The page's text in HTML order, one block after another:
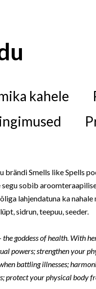
kahele
brändi Smells like Spells
segu sobib
lahjendatuna ka
sidrun, teepuu, seeder.
the goddess of health. With
powers; strengthen your
battling illnesses;
protect your physical body